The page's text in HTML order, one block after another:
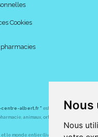
Nous
Nous
Cookies
albert.fr " est le site internet de la
animaux, orthopédie, matériel
le monde entier (livraison assuré par